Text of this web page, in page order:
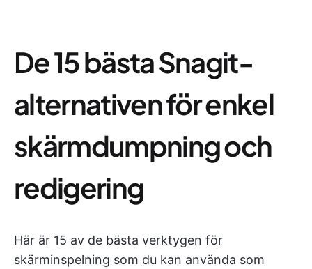
De 15 bästa Snagit-
alternativen för enkel
skärmdumpning och
redigering
Här är 15 av de bästa verktygen för
skärminspelning som du kan använda som